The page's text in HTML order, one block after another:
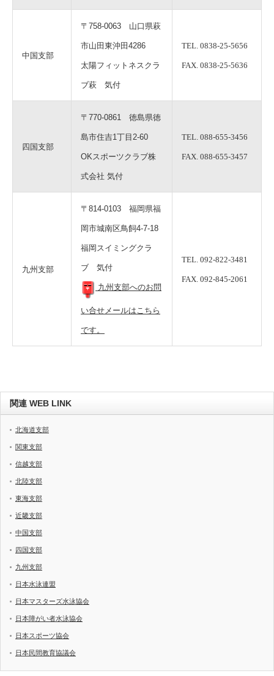
中国支部
〒758-0063 山口県萩
市山田東沖田4286
太陽フィットネスクラ
ブ萩 気付
TEL. 0838-25-5656
FAX. 0838-25-5636
四国支部
〒770-0861 徳島県徳
島市住吉1丁目2-60
OKスポーツクラブ株
式会社 気付
TEL. 088-655-3456
FAX. 088-655-3457
九州支部
〒814-0103 福岡県福
岡市城南区鳥飼4-7-18
福岡スイミングクラ
ブ 気付
九州支部へのお問
い合せメールはこちら
です。
TEL. 092-822-3481
FAX. 092-845-2061
関連 WEB LINK
北海道支部
関東支部
信越支部
北陸支部
東海支部
近畿支部
中国支部
四国支部
九州支部
日本水泳連盟
日本マスターズ水泳協会
日本障がい者水泳協会
日本スポーツ協会
日本民間教育協議会